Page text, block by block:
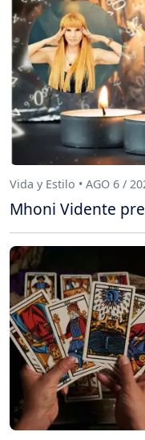
Vida y Estilo • AGO 6 /
Mhoni Vidente